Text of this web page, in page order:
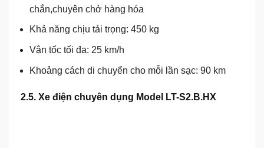
chắn,chuyên chở hàng hóa
Khả năng chịu tải trọng: 450 kg
Vận tốc tối đa: 25 km/h
Khoảng cách di chuyển cho mỗi lần sạc: 90 km
2.5. Xe điện chuyên dụng Model LT-S2.B.HX